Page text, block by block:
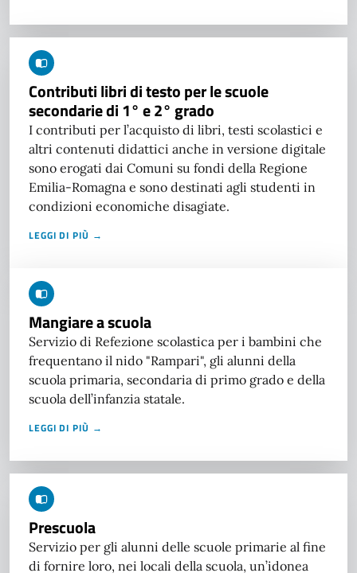
Contributi libri di testo per le scuole
secondarie di 1° e 2° grado
I contributi per l’acquisto di libri, testi scolastici e
altri contenuti didattici anche in versione digitale
sono erogati dai Comuni su fondi della Regione
Emilia-Romagna e sono destinati agli studenti in
condizioni economiche disagiate.
LEGGI DI PIÙ →
Mangiare a scuola
Servizio di Refezione scolastica per i bambini che
frequentano il nido "Rampari", gli alunni della
scuola primaria, secondaria di primo grado e della
scuola dell’infanzia statale.
LEGGI DI PIÙ →
Prescuola
Servizio per gli alunni delle scuole primarie al fine
di fornire loro, nei locali della scuola, un’idonea